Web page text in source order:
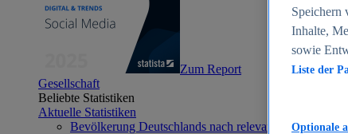
Zum Report
Gesellschaft
Beliebte Statistiken
Aktuelle Statistiken
Bevölkerung Deutschlands nach relevanten
Speichern
Inhalte,
sowie
Liste der
Optionale